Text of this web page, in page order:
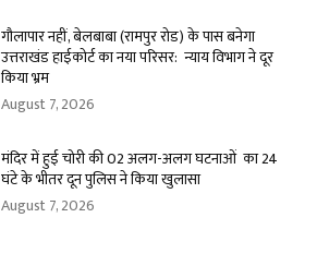
गौलापार नहीं, बेलबाबा (रामपुर रोड) के पास बनेगा
उत्तराखंड हाईकोर्ट का नया परिसर: न्याय विभाग ने दूर
किया भ्रम
August 7, 2026
मंदिर में हुई चोरी की 02 अलग-अलग घटनाओं का 24
घंटे के भीतर दून पुलिस ने किया खुलासा
August 7, 2026